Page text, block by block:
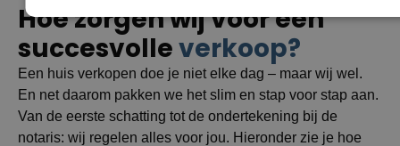
Hoe zorgen wij voor een
succesvolleverkoop?
Een huis verkopen doe je niet elke dag – maar wij wel.
En net daarom pakken we het slim en stap voor stap aan.
Van de eerste schatting tot de ondertekening bij de
notaris: wij regelen alles voor jou. Hieronder zie je hoe